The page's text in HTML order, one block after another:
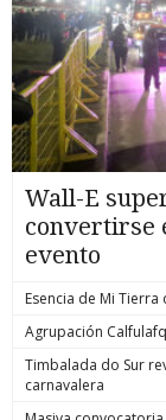
Wall-E
convertirse
evento
Esencia de Mi
Agrupación
Timbalada do Sur
carnavalera